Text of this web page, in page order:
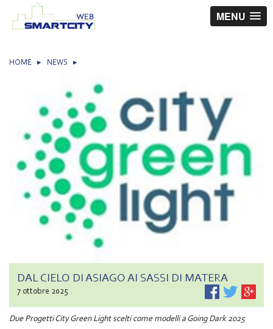
MENU
HOME ▸ NEWS ▸
DAL CIELO DI ASIAGO AI SASSI DI MATERA
7 ottobre 2025
Due Progetti City Green Light scelti come modelli a Going Dark 2025